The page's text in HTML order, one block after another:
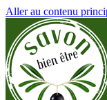
Aller au contenu